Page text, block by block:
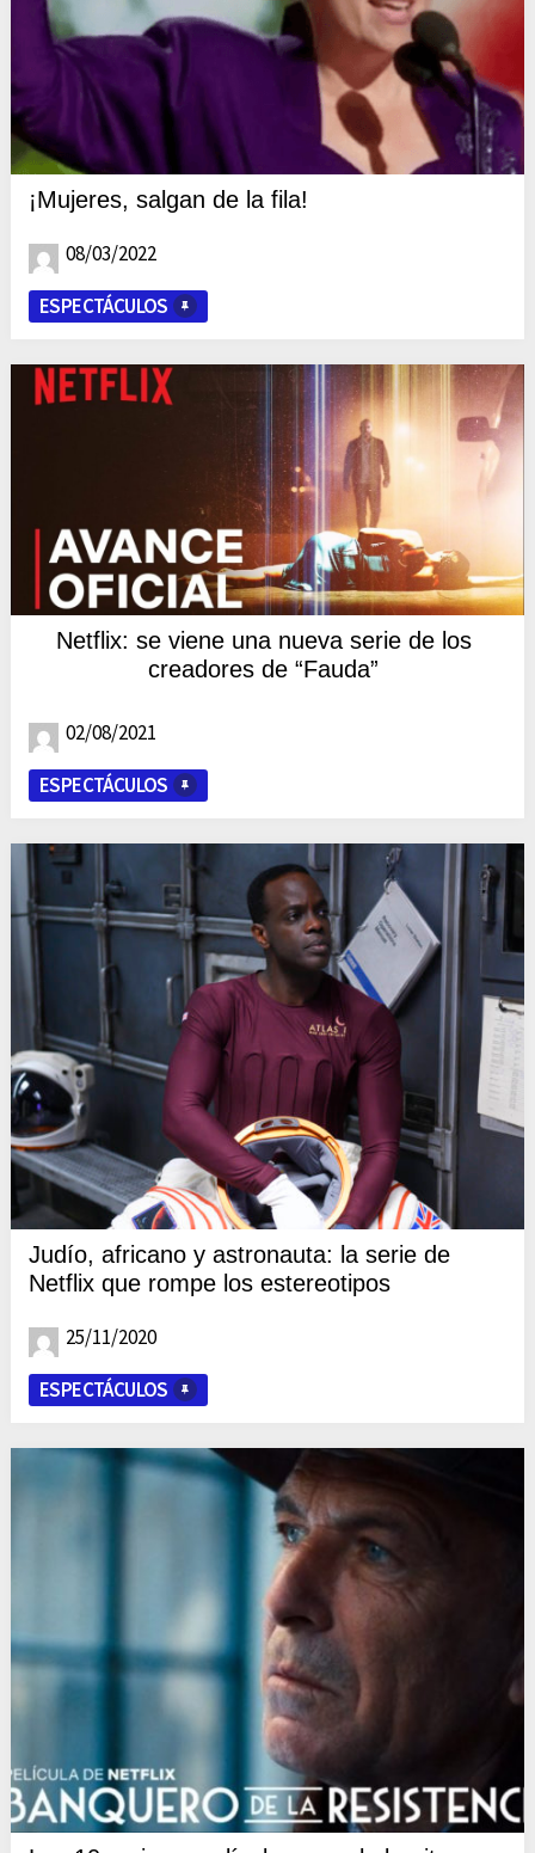
¡Mujeres, salgan de la fila!
08/03/2022
ESPECTÁCULOS
Netflix: se viene una nueva serie de los
creadores de “Fauda”
02/08/2021
ESPECTÁCULOS
Judío, africano y astronauta: la serie de
Netflix que rompe los estereotipos
25/11/2020
ESPECTÁCULOS